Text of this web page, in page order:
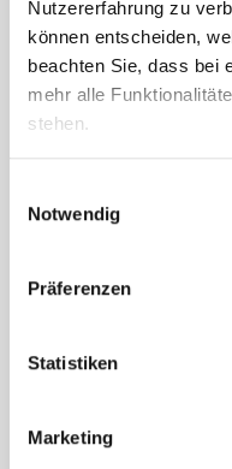
Nutzererfahrung zu
können entscheiden,
beachten Sie, dass bei
mehr alle
stehen.
Notwendig
Präferenzen
Statistiken
Marketing
In der Seniorenresidenz
eine Fotopräsentation
einmal aufleben zu lassen